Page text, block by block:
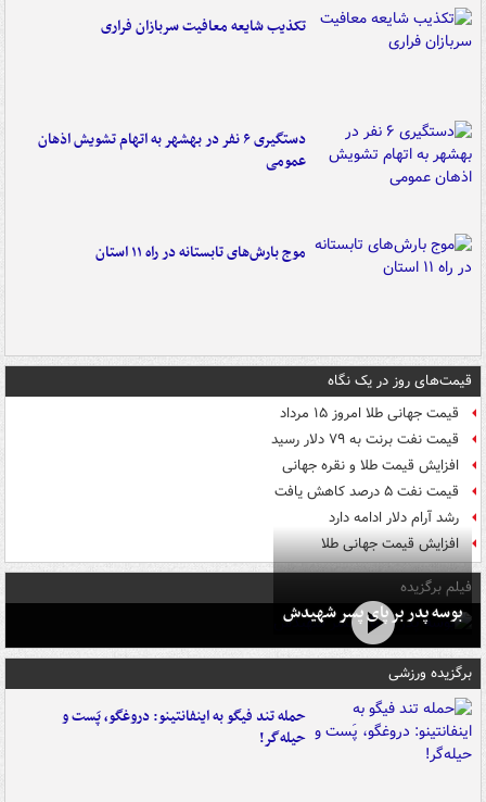
تکذیب شایعه معافیت سربازان فراری
دستگیری ۶ نفر در بهشهر به اتهام تشویش اذهان
عمومی
موج بارش‌های تابستانه در راه ۱۱ استان
قیمت‌های روز در یک نگاه
قیمت جهانی طلا امروز ۱۵ مرداد
قیمت نفت برنت به ۷۹ دلار رسید
افزایش قیمت طلا و نقره جهانی
قیمت نفت ۵ درصد کاهش یافت
رشد آرام دلار ادامه دارد
افزایش قیمت جهانی طلا
فیلم برگزیده
بوسه‌ پدر بر پای پسر شهیدش
برگزیده ورزشی
حمله تند فیگو به اینفانتینو: دروغگو، پَست‌ و
حیله‌گر!